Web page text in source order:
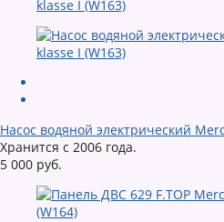
Насос водяной электрический
Хранится с 2006 года.
5 000 руб.